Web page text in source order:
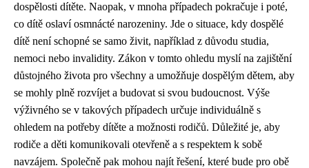
dospělosti dítěte. Naopak, v mnoha případech pokračuje i poté,
co dítě oslaví osmnácté narozeniny. Jde o situace, kdy dospělé
dítě není schopné se samo živit, například z důvodu studia,
nemoci nebo invalidity. Zákon v tomto ohledu myslí na zajištění
důstojného života pro všechny a umožňuje dospělým dětem, aby
se mohly plně rozvíjet a budovat si svou budoucnost. Výše
výživného se v takových případech určuje individuálně s
ohledem na potřeby dítěte a možnosti rodičů. Důležité je, aby
rodiče a děti komunikovali otevřeně a s respektem k sobě
navzájem. Společně pak mohou najít řešení, které bude pro obě